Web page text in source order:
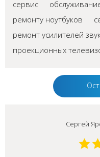
сервис
ремонту ноутбуков
ремонт усилителей
проекционных
Сергей